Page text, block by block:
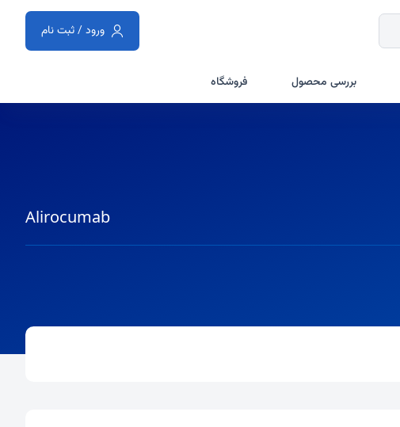
ورود / ثبت نام
بررسی محصول فروشگاه
Alirocumab